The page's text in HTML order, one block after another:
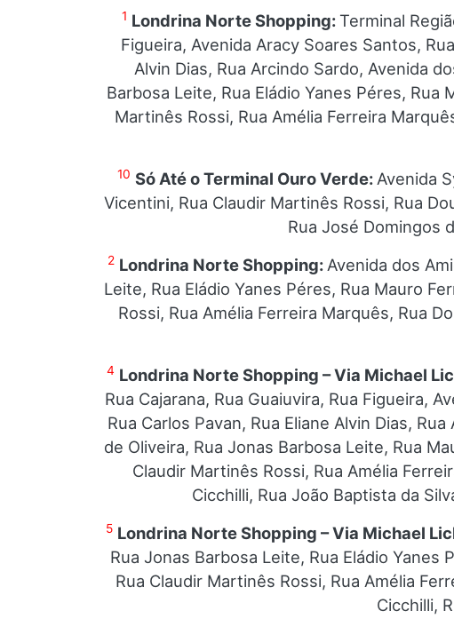
1 Londrina Norte Shopping:Terminal
Figueira, Avenida Aracy Soares Santos,
Alvin Dias, Rua Arcindo Sardo, Avenida
Barbosa Leite, Rua Eládio Yanes Péres,
Martinês Rossi, Rua Amélia Ferreira
10 Só Até o Terminal Ouro Verde: Avenida
Vicentini, Rua Claudir Martinês Rossi, Rua
Rua José Domingos
2 Londrina Norte Shopping: Avenida dos
Leite, Rua Eládio Yanes Péres, Rua Mauro
Rossi, Rua Amélia Ferreira Marquês, Rua
4 Londrina Norte Shopping – Via Michael
Rua Cajarana, Rua Guaiuvira, Rua Figueira,
Rua Carlos Pavan, Rua Eliane Alvin Dias,
de Oliveira, Rua Jonas Barbosa Leite, Rua
Claudir Martinês Rossi, Rua Amélia
Cicchilli, Rua João Baptista da
5 Londrina Norte Shopping – Via Michael
Rua Jonas Barbosa Leite, Rua Eládio
Rua Claudir Martinês Rossi, Rua Amélia
Cicchilli,